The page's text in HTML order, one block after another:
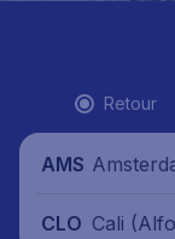
Retour
AMS
CLO Cali